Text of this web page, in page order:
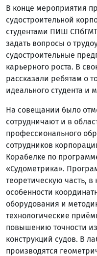
В конце мероприятия
судостроительной
студентами ПИШ
задать вопросы о
судостроительные
карьерного роста. В
рассказали ребятам о
идеального студента и
На совещании было
сотрудничают и в
профессионального
сотрудников
Корабелке по
«Судометрика».
теоретическую часть,
особенности
оборудования и
технологические
повышению точности
конструкций судов. В
производятся